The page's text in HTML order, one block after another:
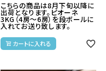
こちらの商品は8月下旬以降に
出荷となります。ピオーネ
3KG（4房～6房）を段ボールに
入れてお送り致します。
カートに入れる